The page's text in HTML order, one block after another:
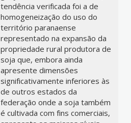
tendência verificada foi a de
homogeneização do uso do
território paranaense
representado na expansão da
propriedade rural produtora de
soja que, embora ainda
apresente dimensões
significativamente inferiores às
de outros estados da
federação onde a soja também
é cultivada com fins comerciais,